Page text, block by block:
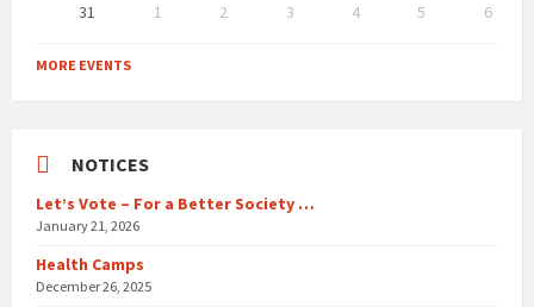
31
1 2 3 4 5
6
to
calendar
MORE EVENTS
NOTICES
Let’s Vote – For a Better Society …
January 21, 2026
Health Camps
December 26, 2025